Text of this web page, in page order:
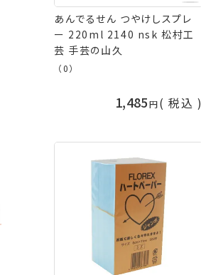
あんでるせん つやけしスプレ
ー 220ml 2140 nsk 松村工
芸 手芸の山久
（0）
1,485 税込